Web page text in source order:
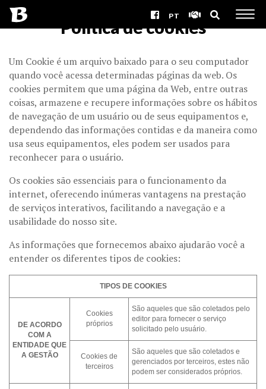
PT
Política de cookies
Um Cookie é um arquivo baixado para o seu computador
quando você acessa determinadas páginas da web. Os
cookies permitem que uma página da Web, entre outras
coisas, armazene e recupere informações sobre os hábitos
de navegação de um usuário ou de seus equipamentos e,
dependendo das informações contidas e da maneira como
usa seus equipamentos, eles podem ser usados para
reconhecer para o usuário.
Os cookies são essenciais para o funcionamento da
internet, oferecendo inúmeras vantagens na prestação
de serviços interativos, facilitando a navegação e a
usabilidade do nosso site.
As informações que fornecemos abaixo ajudarão você a
entender os diferentes tipos de cookies:
TIPOS DE COOKIES
DE ACORDO
COM A
ENTIDADE QUE
A GESTÃO
Cookies
próprios
São aqueles que são coletados pelo
editor para fornecer o serviço
solicitado pelo usuário.
Cookies de
terceiros
São aqueles que são coletados e
gerenciados por terceiros, estes não
podem ser considerados próprios.